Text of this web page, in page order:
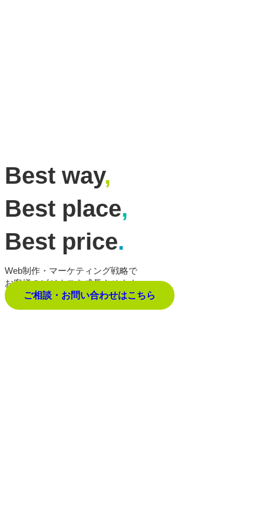
Best way,
Best place,
Best price.
Web制作・マーケティング戦略で
お客様のビジネスを成長させます。
ご相談・お問い合わせはこちら